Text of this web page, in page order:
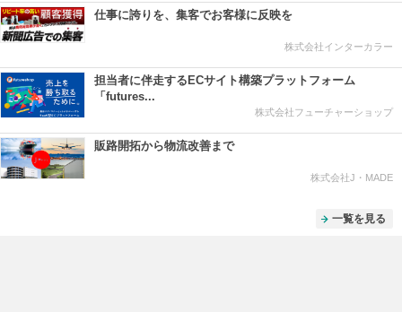
仕事に誇りを、集客でお客様に反映を
株式会社インターカラー
担当者に伴走するECサイト構築プラットフォーム
「futures...
株式会社フューチャーショップ
販路開拓から物流改善まで
株式会社J・MADE
一覧を見る